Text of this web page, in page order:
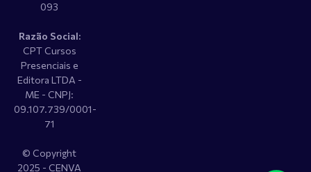
093
Razão Social:
CPT Cursos
Presenciais e
Editora LTDA -
ME - CNPJ:
09.107.739/0001-
71
© Copyright
2025 - CENVA